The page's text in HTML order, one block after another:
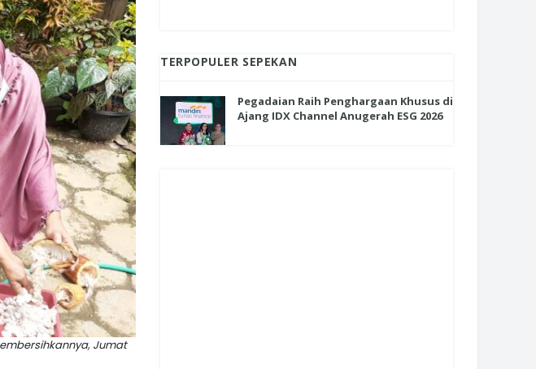
Jumat
TERPOPULER SEPEKAN
Pegadaian Raih Penghargaan Khusus di
Ajang IDX Channel Anugerah ESG 2026